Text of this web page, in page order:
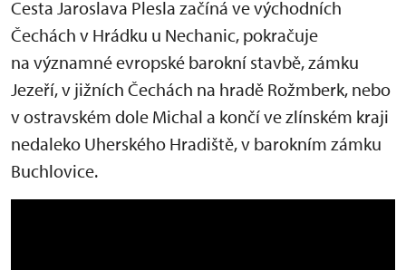
Cesta Jaroslava Plesla začíná ve východních
Čechách v Hrádku u Nechanic, pokračuje
na významné evropské barokní stavbě, zámku
Jezeří, v jižních Čechách na hradě Rožmberk, nebo
v ostravském dole Michal a končí ve zlínském kraji
nedaleko Uherského Hradiště, v barokním zámku
Buchlovice.